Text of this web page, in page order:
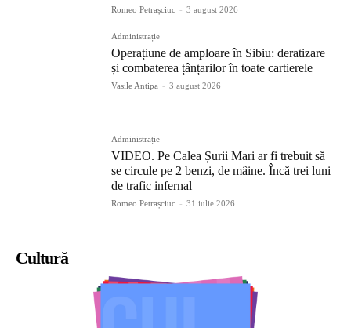
Romeo Petrașciuc - 3 august 2026
Administrație
Operațiune de amploare în Sibiu: deratizare
și combaterea țânțarilor în toate cartierele
Vasile Antipa - 3 august 2026
Administrație
VIDEO. Pe Calea Șurii Mari ar fi trebuit să
se circule pe 2 benzi, de mâine. Încă trei luni
de trafic infernal
Romeo Petrașciuc - 31 iulie 2026
Cultură